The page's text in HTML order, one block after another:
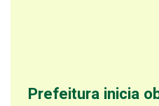
Prefeitura inicia